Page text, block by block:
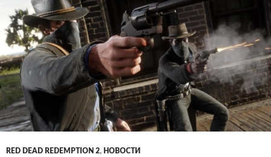
RED DEAD REDEMPTION 2, НОВОСТИ